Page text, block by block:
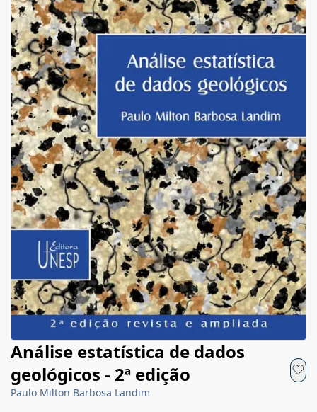
Análise estatística de dados
geológicos - 2ª edição
Paulo Milton Barbosa Landim